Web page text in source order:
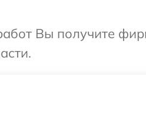
Вы получите